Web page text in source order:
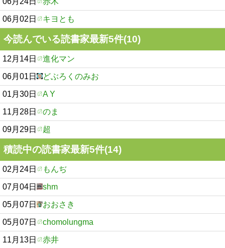
06月02日 キヨとも
今読んでいる読書家最新5件(10)
12月14日 進化マン
06月01日 どぶろくのみお
01月30日 A Y
11月28日 のま
09月29日 超
積読中の読書家最新5件(14)
02月24日 もんぢ
07月04日 shm
05月07日 おおさき
05月07日 chomolungma
11月13日 赤井